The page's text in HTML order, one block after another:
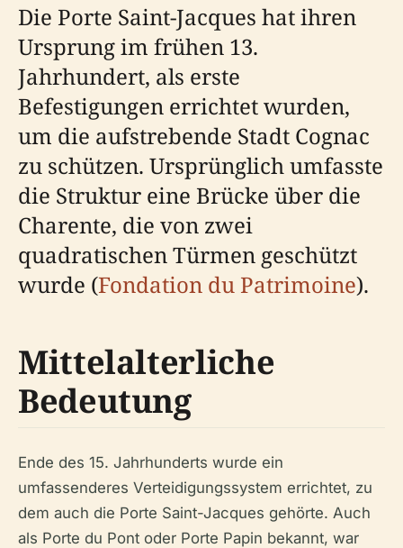
Die Porte Saint-Jacques hat ihren
Ursprung im frühen 13.
Jahrhundert, als erste
Befestigungen errichtet wurden,
um die aufstrebende Stadt Cognac
zu schützen. Ursprünglich umfasste
die Struktur eine Brücke über die
Charente, die von zwei
quadratischen Türmen geschützt
wurde (Fondation du Patrimoine).
Mittelalterliche
Bedeutung
Ende des 15. Jahrhunderts wurde ein
umfassenderes Verteidigungssystem errichtet, zu
dem auch die Porte Saint-Jacques gehörte. Auch
als Porte du Pont oder Porte Papin bekannt, war